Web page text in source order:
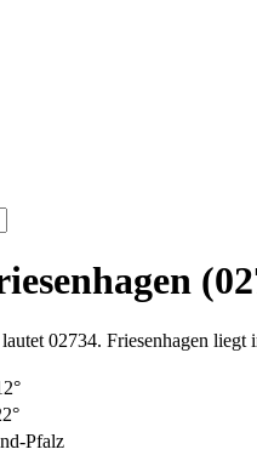
02734. Friesenhagen
Pfalz